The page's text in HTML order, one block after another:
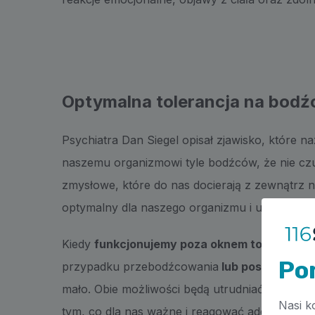
Optymalna tolerancja na
Psychiatra Dan Siegel opisał zjawisko, które
naszemu organizmowi tyle bodźców, że nie
zmysłowe, które do nas docierają z zewnątrz
optymalny dla naszego organizmu i układu
Kiedy funkcjonujemy poza oknem tolerancji,
przypadku przebodźcowania lub poszukuje
mało. Obie możliwości będą utrudniać nasze
tym, co dla nas ważne i reagować adekwatnie
Nasi